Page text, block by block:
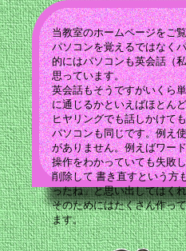
当教室のホームページをご
パソコンを覚えるではなく
的にはパソコンも英会話（
思っています。
英会話もそうですがいくら
に通じるかといえばほとん
ヒヤリングでも話しかけて
パソコンも同じです。例え
がありません。例えばワー
操作をわかっていても失敗
削除して 書き直すという方
ったね」と思い出してはく
そのためにはたくさん作っ
ます。